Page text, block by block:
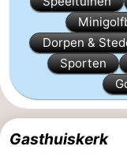
Appartementen
-
Port
Greve
-
Zeeuwse
Bed
Dorpen &
Sporten
Gasthuiskerk